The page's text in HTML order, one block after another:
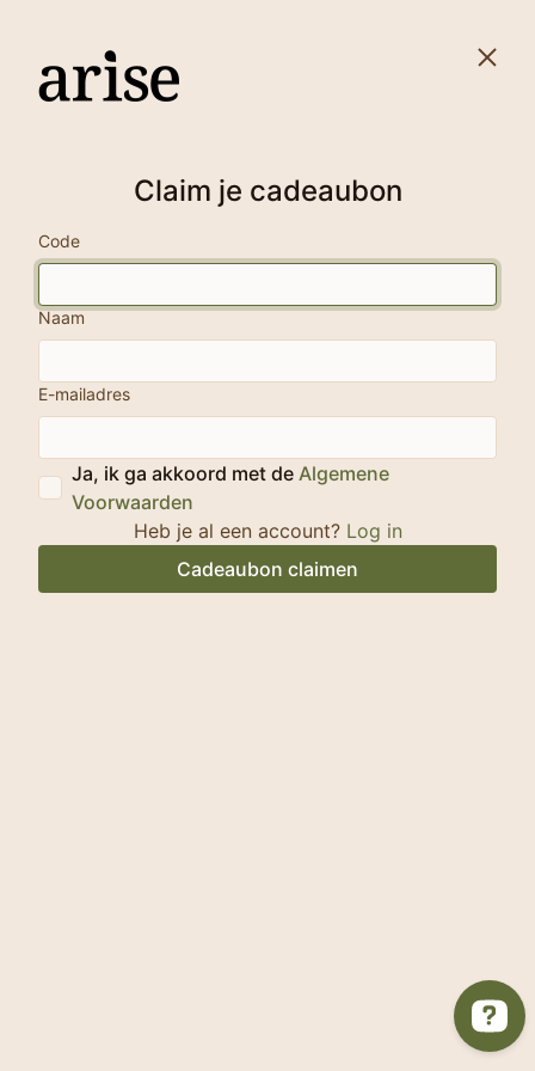
Claim je cadeaubon
Code
Naam
E-mailadres
Ja, ik ga akkoord met de Algemene
Voorwaarden
Heb je al een account? Log in
Cadeaubon claimen